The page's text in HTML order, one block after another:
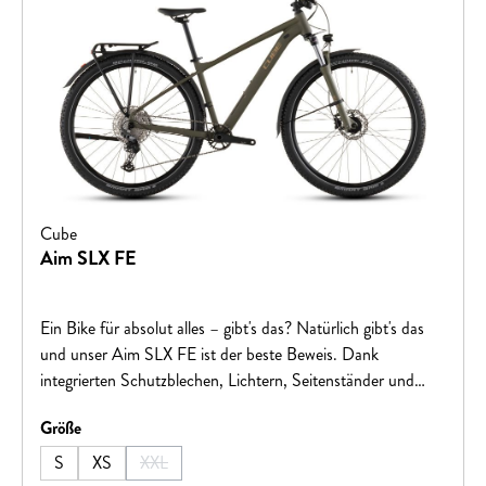
Cube
Aim SLX FE
Ein Bike für absolut alles – gibt's das? Natürlich gibt's das
und unser Aim SLX FE ist der beste Beweis. Dank
integrierten Schutzblechen, Lichtern, Seitenständer und
den Einsatz in der City, ob zum Pendeln ins Office oder für
Besorgungen aller Art. Wenn's über Land und Schotterwege
Größeauswählen
S
XS XXL
(Diese Option ist zurzeit nicht verfügbar.)